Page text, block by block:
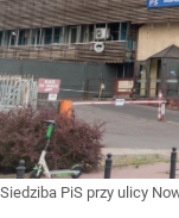
Siedziba PiS przy ulicy